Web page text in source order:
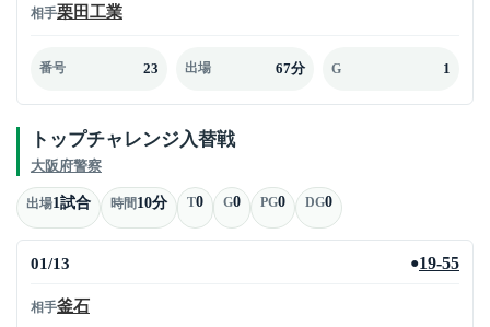
相手栗田工業
番号 23 出場 67分 G 1
トップチャレンジ入替戦
大阪府警察
出場1試合 時間10分 T0 G0 PG0 DG0
01/13 ●19-55
相手釜石